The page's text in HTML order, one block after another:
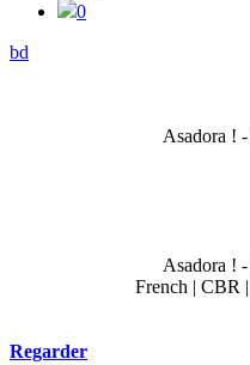
0
bd
Asadora !
Asadora !
French | CBR
Regarder